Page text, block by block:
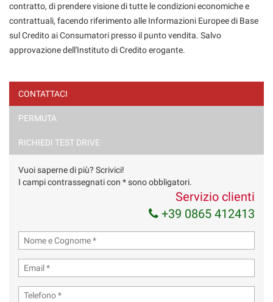
Ho letto e accetto
marketing
Invia la tua richiesta
contratto, di prendere visione di tutte le condizioni economiche e
contrattuali, facendo riferimento alle Informazioni Europee di Base
sul Credito ai Consumatori presso il punto vendita. Salvo
approvazione dell'Instituto di Credito erogante.
CONTATTACI
PERMUTA
RICHIEDI TEST DRIVE
Vuoi saperne di più? Scrivici!
I campi contrassegnati con * sono obbligatori.
Servizio clienti
+39 0865 412413